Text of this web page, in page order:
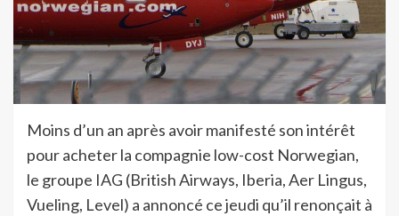
Moins d’un an après avoir manifesté son intérêt
pour acheter la compagnie low-cost Norwegian,
le groupe IAG (British Airways, Iberia, Aer Lingus,
Vueling, Level) a annoncé ce jeudi qu’il renonçait à